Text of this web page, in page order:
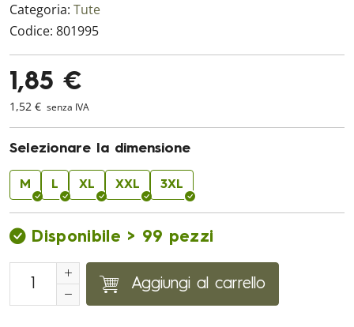
Categoria: Tute
Codice: 801995
1,85 €
1,52 € senza IVA
Selezionare la dimensione
M L XL XXL 3XL
Disponibile > 99 pezzi
Aggiungi al carrello